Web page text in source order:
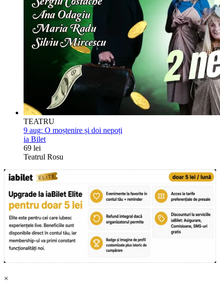
TEATRU
9 aug: O moștenire și doi nepoți
ia Bilet
69 lei
Teatrul Rosu
×